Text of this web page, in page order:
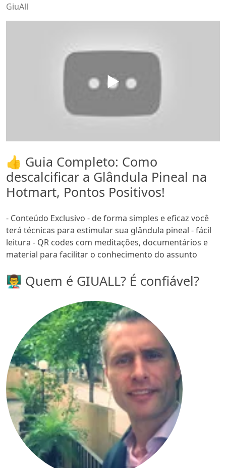
GiuAll
▶️
👍 Guia Completo: Como
descalcificar a Glândula Pineal na
Hotmart, Pontos Positivos!
- Conteúdo Exclusivo - de forma simples e eficaz você
terá técnicas para estimular sua glândula pineal - fácil
leitura - QR codes com meditações, documentários e
material para facilitar o conhecimento do assunto
👨‍🏫 Quem é GIUALL? É confiável?